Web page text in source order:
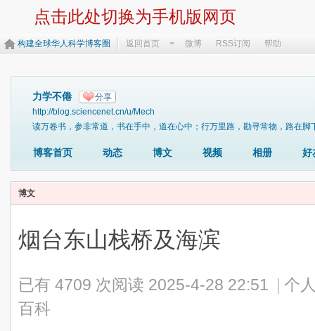
点击此处切换为手机版网页
构建全球华人科学博客圈 返回首页 微博 RSS订阅 帮助
力学不倦 分享
http://blog.sciencenet.cn/u/Mech
读万卷书，参非常道，书在手中，道在心中；行万里路，勘寻常物，路在
博客首页 动态 博文 视频 相册 好
博文
烟台东山栈桥及海滨
已有 4709 次阅读 2025-4-28 22:51
个
百科